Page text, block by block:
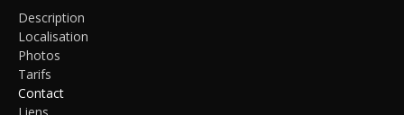
Description
Localisation
Photos
Tarifs
Contact